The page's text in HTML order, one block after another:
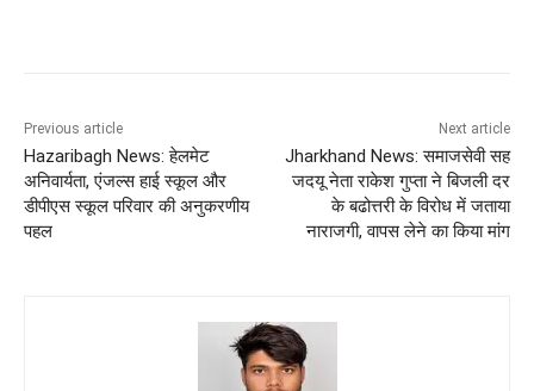
Previous article
Hazaribagh News: हेलमेट
अनिवार्यता, एंजल्स हाई स्कूल और
डीपीएस स्कूल परिवार की अनुकरणीय
पहल
Next article
Jharkhand News: समाजसेवी सह
जदयू नेता राकेश गुप्ता ने बिजली दर
के बढोत्तरी के विरोध में जताया
नाराजगी, वापस लेने का किया मांग